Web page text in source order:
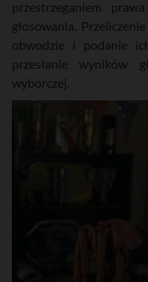
przestrzeganiem
głosowania.
obwodzie i podanie
przesłanie wyników
wyborczej.